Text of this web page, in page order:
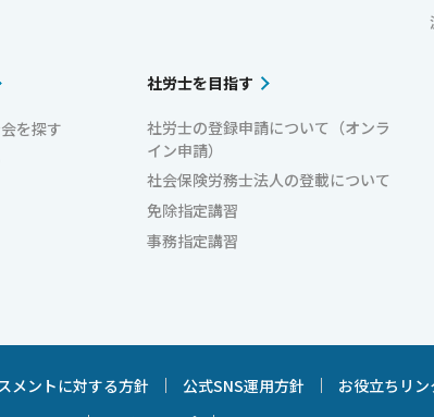
を探す
社労士を目指す
社労士の登録申請について（オンラ
イン申請）
社会保険労務士法人の登載について
免除指定講習
事務指定講習
メントに対する方針 公式SNS運用方針 お役立ちリン